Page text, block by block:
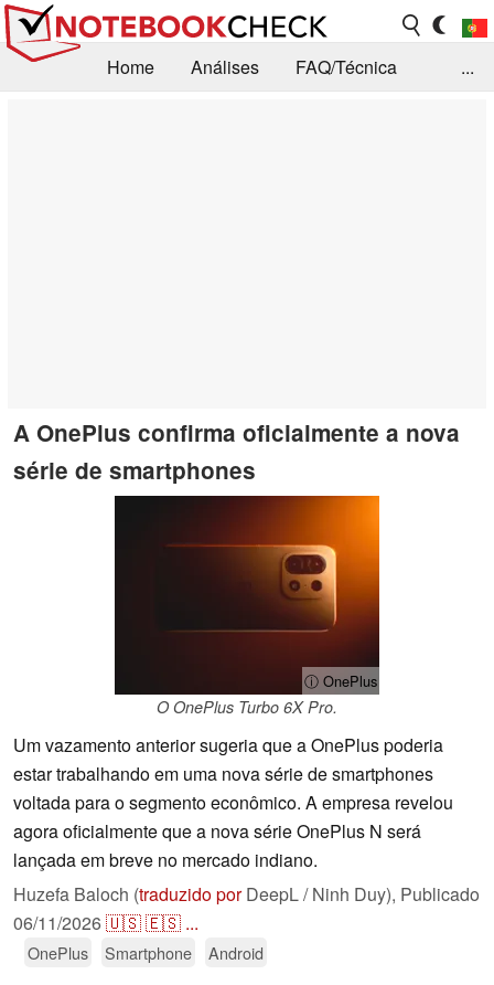
Home Análises
FAQ/Técnica
...
A OnePlus confirma oficialmente a nova
série de smartphones
ⓘ OnePlus
O OnePlus Turbo 6X Pro.
Um vazamento anterior sugeria que a OnePlus poderia
estar trabalhando em uma nova série de smartphones
voltada para o segmento econômico. A empresa revelou
agora oficialmente que a nova série OnePlus N será
lançada em breve no mercado indiano.
Huzefa Baloch (traduzido porDeepL / Ninh Duy), Publicado
06/11/2026🇺🇸🇪🇸 ...
OnePlus Smartphone Android